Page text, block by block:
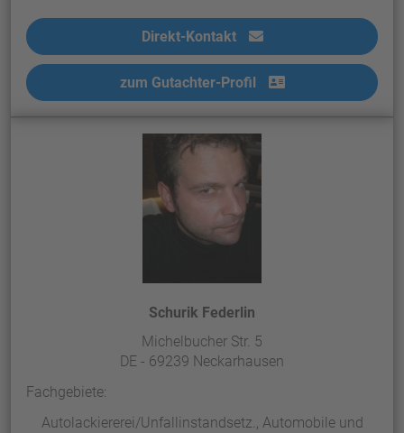
Direkt-Kontakt
zum Gutachter-Profil
Schurik Federlin
Michelbucher Str. 5
DE - 69239 Neckarhausen
Fachgebiete:
Autolackiererei/Unfallinstandsetz., Automobile und